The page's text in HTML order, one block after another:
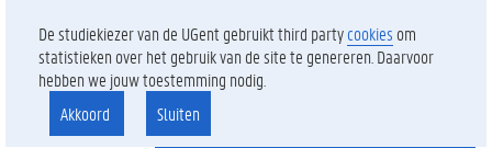
De studiekiezer van de UGent gebruikt third partycookies om
statistieken over het gebruik van de site te genereren. Daarvoor
hebben we jouw toestemming nodig.
Akkoord
Sluiten